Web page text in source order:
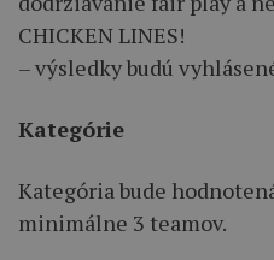
CHICKEN LINES!
– výsledky budú
Kategórie
Kategória bude
minimálne 3 teamov.